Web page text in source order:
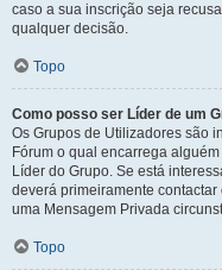
caso a sua inscrição seja
qualquer decisão.
Topo
Como posso ser Líder de um
Os Grupos de Utilizadores são
Fórum o qual encarrega
Líder do Grupo. Se está
deverá primeiramente
uma Mensagem Privada
Topo